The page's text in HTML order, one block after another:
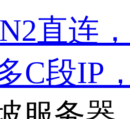
直连
C段IP